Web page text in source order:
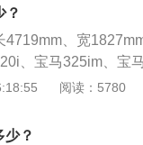
能提供足够的空间
道路的标线比汽车
，以符合相关公共
式独立悬架。
？
、宽
、宝马325im、宝
为例，其是一款中
是8挡手自一体变速
阅读：5780
少？